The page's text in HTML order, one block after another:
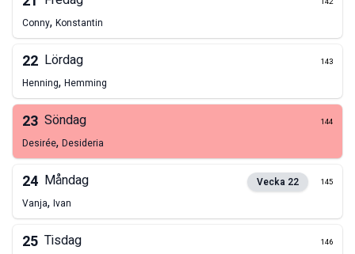
Conny, Konstantin
22 Lördag 143
Henning, Hemming
23 Söndag 144
Desirée, Desideria
24 Måndag Vecka 22 145
Vanja, Ivan
25 Tisdag 146